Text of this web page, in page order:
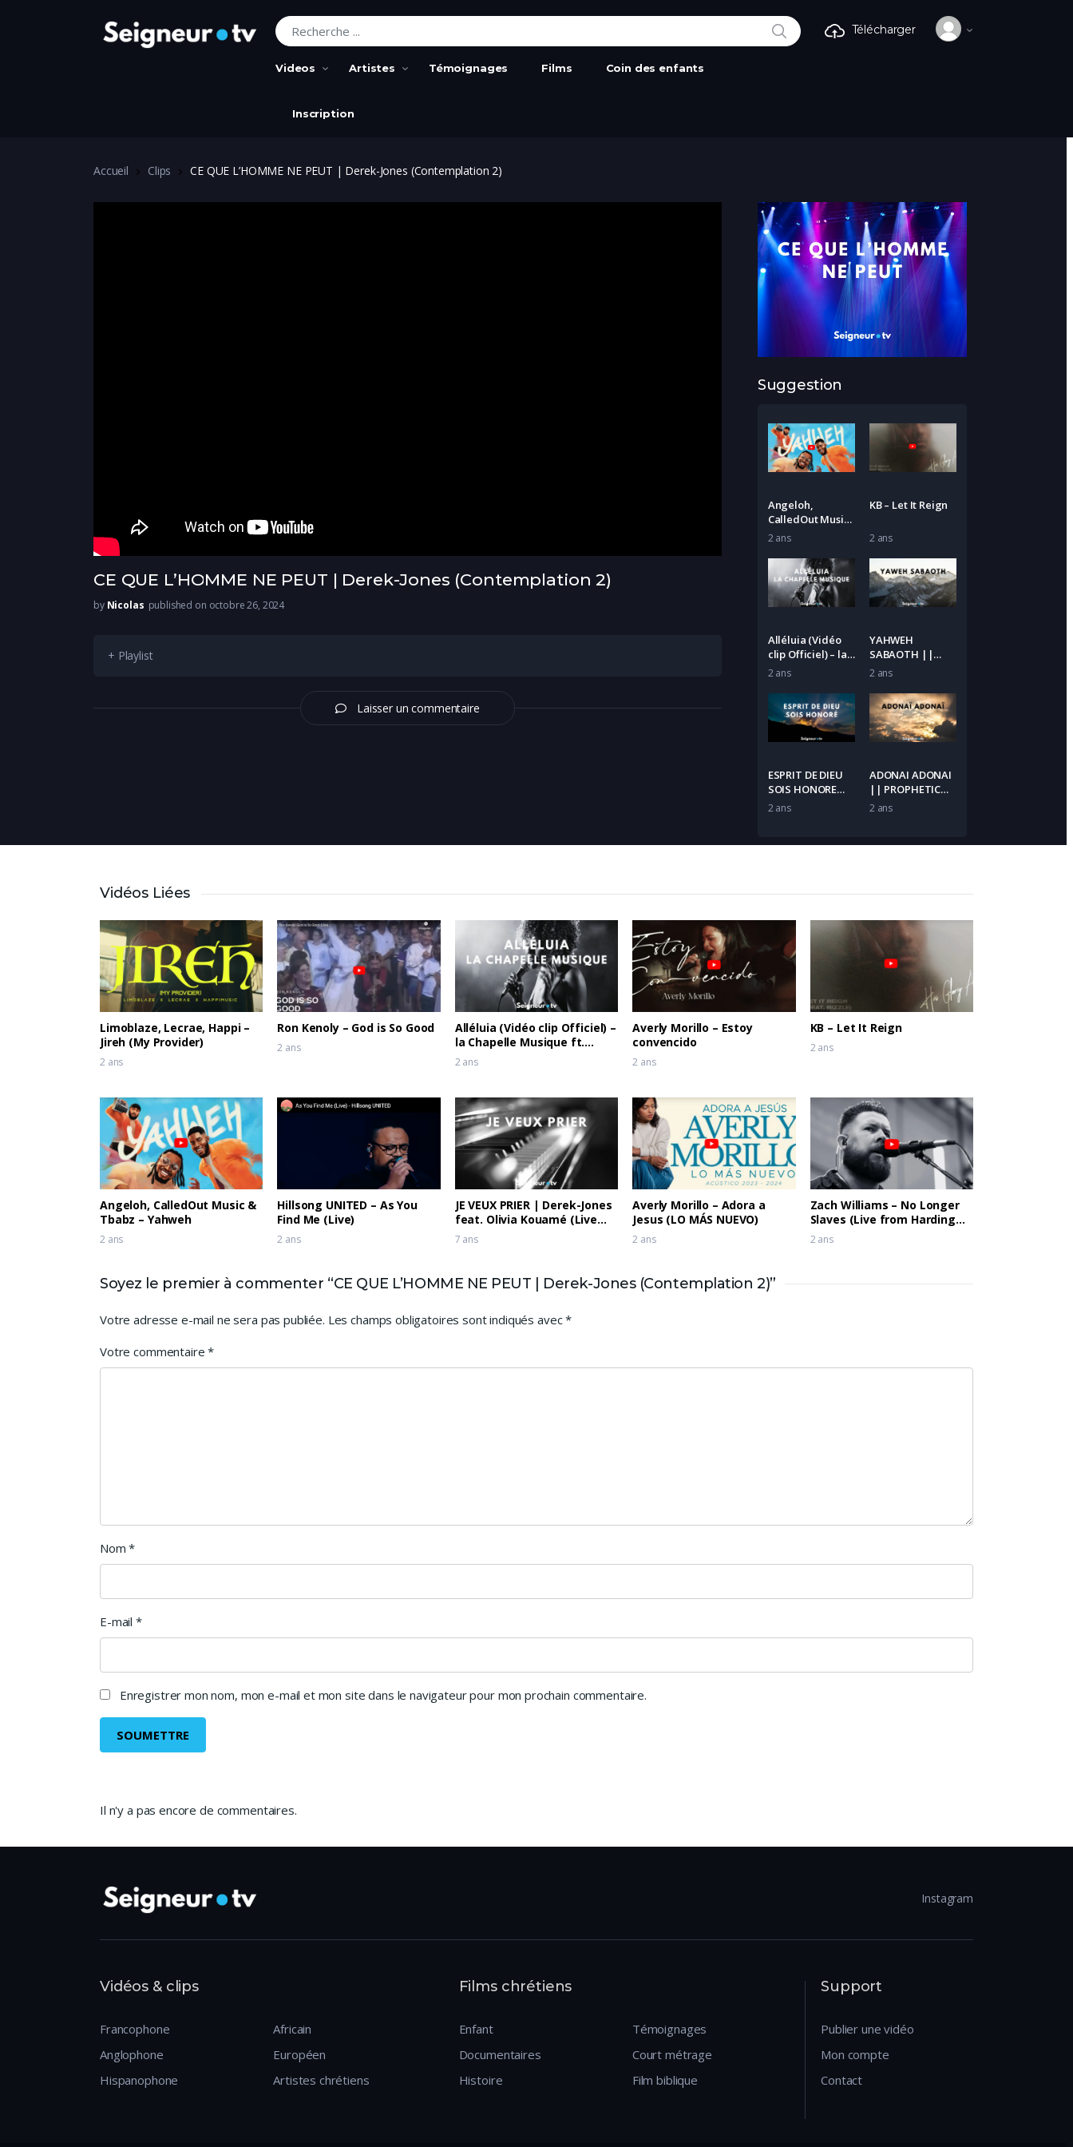
Recherche pour:
RECHERCHE
Videos Artistes Témoignages Films Coin des enfants
Inscription
Télécharger
Accueil Clips CE QUE L’HOMME NE PEUT | Derek-Jones (Contemplation 2)
CE QUE L’HOMME NE PEUT | Derek-Jones (Contemplation 2)
by Nicolas published on octobre 26, 2024
+ Playlist
Laisser un commentaire
Suggestion
Angeloh,
CalledOut Music
& Tbabz –
2 ans
KB – Let It Reign
2 ans
Alléluia (Vidéo
clip Officiel) – la
Chapelle
Étienne Charles
2 ans
YAHWEH
SABAOTH ||
PROPHETIC
Theophilus
Sunday, Dunsin
Oyekan &
Kaestrings
2 ans
ESPRIT DE DIEU
SOIS HONORE
(Contemplation
2 ans
ADONAI ADONAI
|| PROPHETIC
WORSHIP ||
Theophilus
2 ans
Vidéos Liées
Limoblaze, Lecrae, Happi –
Jireh (My Provider)
2 ans
Ron Kenoly – God is So Good
2 ans
Alléluia (Vidéo clip Officiel) –
la Chapelle Musique ft.
Étienne Charles
2 ans
Averly Morillo – Estoy
convencido
2 ans
KB – Let It Reign
2 ans
Angeloh, CalledOut Music &
Tbabz – Yahweh
2 ans
Hillsong UNITED – As You
Find Me (Live)
2 ans
JE VEUX PRIER | Derek-Jones
feat. Olivia Kouamé (Live
recording)
7 ans
Averly Morillo – Adora a
Jesus (LO MÁS NUEVO)
2 ans
Zach Williams – No Longer
Slaves (Live from Harding
Prison)
2 ans
Soyez le premier à commenter “CE QUE L’HOMME NE PEUT | Derek-Jones (Contemplation 2)”
Votre adresse e-mail ne sera pas publiée. Les champs obligatoires sont indiqués avec*
Votre commentaire*
Nom*
E-mail *
Enregistrer mon nom, mon e-mail et mon site dans le navigateur pour mon prochain commentaire.
Il n'y a pas encore de commentaires.
Instagram
Vidéos & clips
Francophone
Anglophone
Hispanophone
Africain
Européen
Artistes chrétiens
Films chrétiens
Enfant
Documentaires
Histoire
Témoignages
Court métrage
Film biblique
Support
Publier une vidéo
Mon compte
Contact